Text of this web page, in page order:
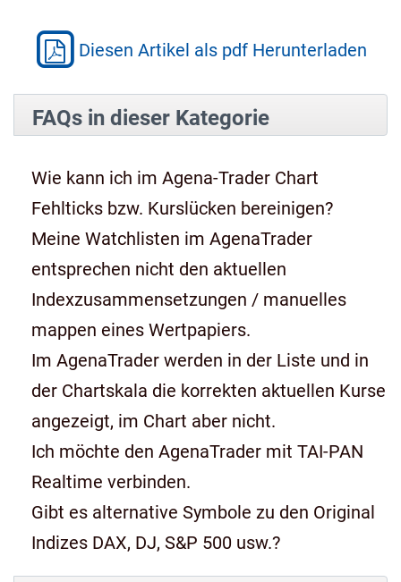
Diesen Artikel als pdf Herunterladen
FAQs in dieser Kategorie
Wie kann ich im Agena-Trader Chart
Fehlticks bzw. Kurslücken bereinigen?
Meine Watchlisten im AgenaTrader
entsprechen nicht den aktuellen
Indexzusammensetzungen / manuelles
mappen eines Wertpapiers.
Im AgenaTrader werden in der Liste und in
der Chartskala die korrekten aktuellen Kurse
angezeigt, im Chart aber nicht.
Ich möchte den AgenaTrader mit TAI-PAN
Realtime verbinden.
Gibt es alternative Symbole zu den Original
Indizes DAX, DJ, S&P 500 usw.?